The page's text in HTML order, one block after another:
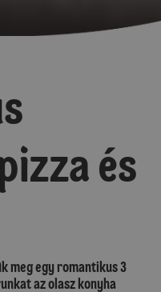
és
meg egy romantikus 3
az olasz konyha